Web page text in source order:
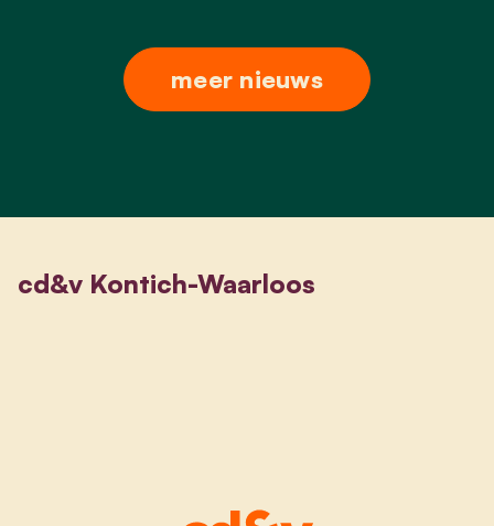
meer nieuws
cd&v Kontich-Waarloos